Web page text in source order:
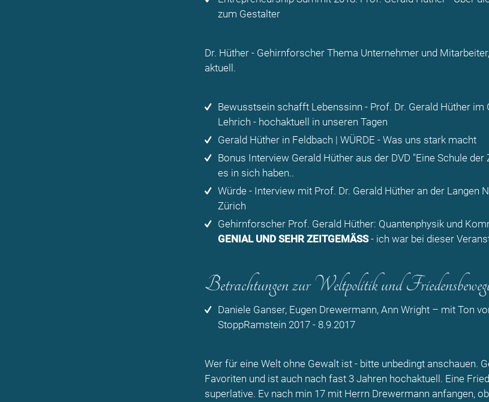
zum Gestalter
Dr. Hüther - Gehirnforscher Thema Unternehmer und
aktuell.
Bewusstsein schafft Lebenssinn - Prof. Dr. Gerald Hüther im
Lehrich - hochaktuell in unseren Tagen
Gerald Hüther in Feldbach | WÜRDE - Was uns stark macht
Bonus Interview Gerald Hüther aus der DVD "Eine Schule der
es in sich haben..
Würde - Interview mit Prof. Dr. Gerald Hüther an der Langen
Zürich
Gehirnforscher Prof. Gerald Hüther: Quantenphysik und
GENIAL UND SEHR ZEITGEMÄSS- ich war bei dieser
Betrachtungen zur Weltpolitik und
Daniele Ganser, Eugen Drewermann, Ann Wright – mit Ton
StoppRamstein 2017 - 8.9.2017
Wer für eine Welt ohne Gewalt ist - bitte unbedingt anschauen.
Favoriten und ist auch nach fast 3 Jahren hochaktuell. Eine
superlative. Ev nach min 17 mit Herrn Drewermann anfangen,